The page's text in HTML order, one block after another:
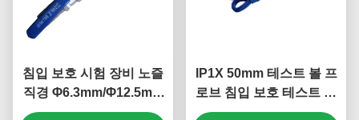
침입 보호 시험 장비 노즐
직경 Φ6.3mm/Φ12.5mm
IEC60529
IP1X 50mm 테스트 볼 프
로브 침입 보호 테스트 장
비 HT-I01T 침입 보호 검